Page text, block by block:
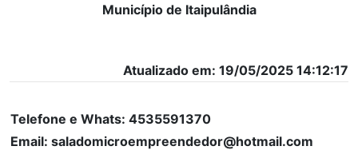
Município de Itaipulândia
Atualizado em: 19/05/2025 14:12:17
Telefone e Whats: 4535591370
Email: saladomicroempreendedor@hotmail.com